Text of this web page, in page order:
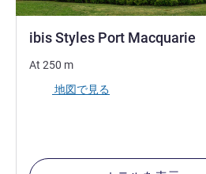
ibis Styles Port Macquarie
At 250 m
地図で見る